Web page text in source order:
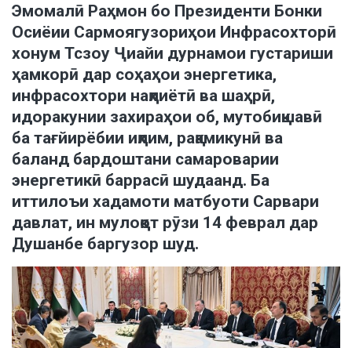
Эмомалӣ Раҳмон бо Президенти Бонки
Осиёии Сармоягузориҳои Инфрасохторӣ
хонум Тсзоу Ҷиайи дурнамои густариши
ҳамкорӣ дар соҳаҳои энергетика,
инфрасохтори нақлиётӣ ва шаҳрӣ,
идоракунии захираҳои об, мутобиқшавӣ
ба тағйирёбии иқлим, рақамикунӣ ва
баланд бардоштани самароварии
энергетикӣ баррасӣ шудаанд. Ба
иттилоъи хадамоти матбуоти Сарвари
давлат, ин мулоқот рӯзи 14 феврал дар
Душанбе баргузор шуд.